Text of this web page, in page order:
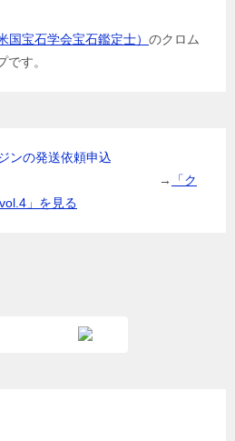
国宝石学会宝石鑑定士） のクロム
す。
→
「ク
」を見る